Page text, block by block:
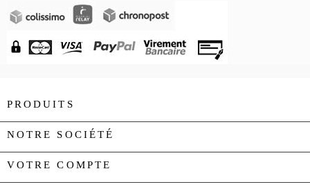
PRODUITS
NOTRE SOCIÉTÉ
VOTRE COMPTE